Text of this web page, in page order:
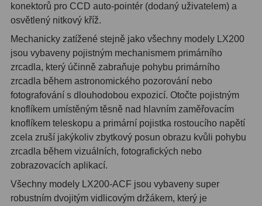
OIII
Hβ4
SII2
Planetární6
Proti světelnému znečištění 6
Barevné66
AstroFoto284
Planetární kamery 20
konektorů pro CCD auto-pointér (dodaný uživatelem) a
osvětlený nitkový kříž.
Mechanicky zatížené stejně jako všechny modely LX200
jsou vybaveny pojistným mechanismem primárního
zrcadla, který účinně zabraňuje pohybu primárního
zrcadla během astronomického pozorování nebo
fotografování s dlouhodobou expozicí. Otočte pojistným
knoflíkem umístěným těsně nad hlavním zaměřovacím
knoflíkem teleskopu a primární pojistka rostoucího napětí
zcela zruší jakýkoliv zbytkový posun obrazu kvůli pohybu
zrcadla během vizuálních, fotografických nebo
zobrazovacích aplikací.
Všechny modely LX200-ACF jsou vybaveny super
robustním dvojitým vidlicovým držákem, který je